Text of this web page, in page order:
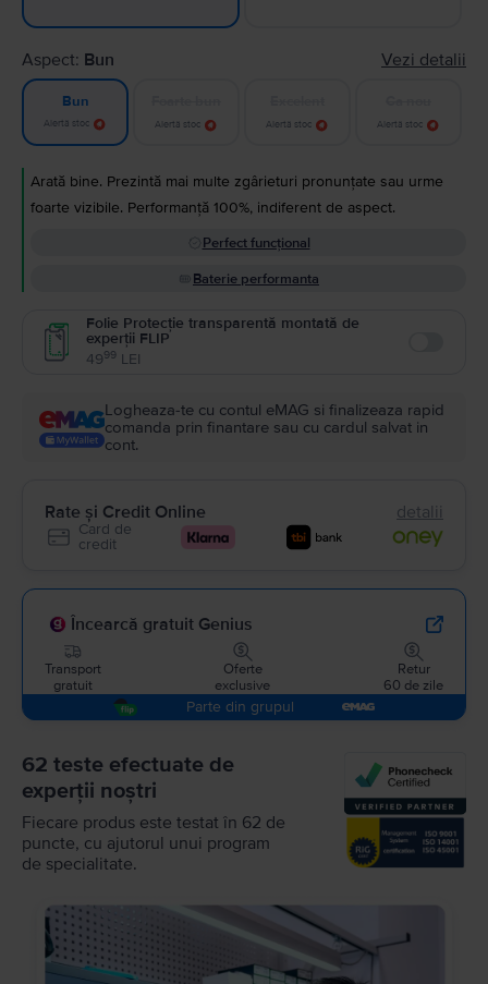
Aspect: Bun Vezi detalii
Bun
Alertă stoc Alertă stoc Alertă stoc Alertă stoc
Arată bine. Prezintă mai multe zgârieturi pronunțate sau urme
foarte vizibile. Performanță 100%, indiferent de aspect.
Perfect funcțional
Baterie performanta
Folie Protecție transparentă montată de
experții FLIP
4999 LEI
Logheaza-te cu contul eMAG si finalizeaza rapid
comanda prin finantare sau cu cardul salvat in
cont.
Rate și Credit Online detalii
Card de
credit
Încearcă gratuit Genius
Transport
gratuit
Oferte
exclusive
Retur
60 de zile
Parte din grupul
62 teste efectuate de
experții noștri
Fiecare produs este testat în 62 de
puncte, cu ajutorul unui program
de specialitate.